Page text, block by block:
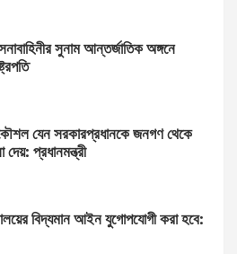
সুনাম আন্তর্জাতিক অঙ্গনে
যেন সরকারপ্রধানকে জনগণ থেকে
দেয়: প্রধানমন্ত্রী
বিদ্যমান আইন যুগোপযোগী করা হবে: